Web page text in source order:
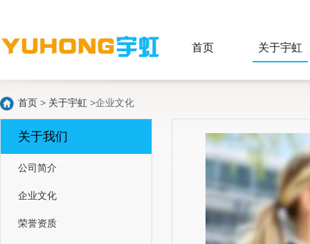
首页 关于宇虹
首页 > 关于宇虹 >企业文化
关于我们
公司简介
企业文化
荣誉资质